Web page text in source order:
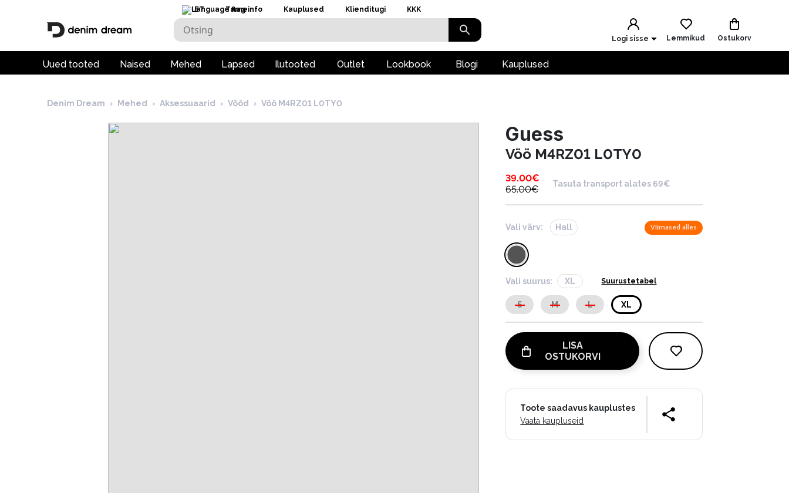
ET Tarneinfo Kauplused Klienditugi KKK
Logi sisse Lemmikud Ostukorv
Uued tooted Naised Mehed Lapsed Ilutooted Outlet Lookbook Blogi Kauplused
Denim Dream › Mehed › Aksessuaarid › Vööd › Vöö M4RZ01 L0TY0
Guess
Vöö M4RZ01 L0TY0
39.00€
65.00€
Tasuta transport alates 69€
Vali värv: Hall Viimased alles
Vali suurus: XL Suurustetabel
S M L XL
LISA
OSTUKORVI
Toote saadavus kauplustes
Vaata kaupluseid